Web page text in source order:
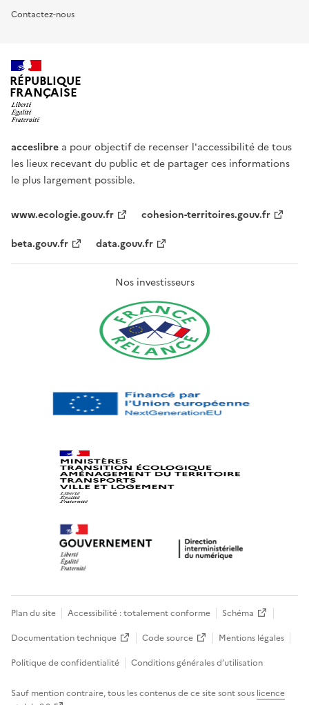
Contactez-nous
RÉPUBLIQUE
FRANÇAISE
acceslibre a pour objectif de recenser l'accessibilité de tous
les lieux recevant du public et de partager ces informations
le plus largement possible.
www.ecologie.gouv.fr
cohesion-territoires.gouv.fr
beta.gouv.fr
data.gouv.fr
Nos investisseurs
Plan du site Accessibilité : totalement conforme
Schéma
Documentation technique
Code source
Mentions légales
Politique de confidentialité
Conditions générales d’utilisation
Sauf mention contraire, tous les contenus de ce site sont sous licence